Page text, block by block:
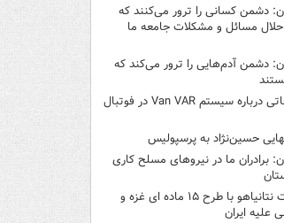
دشمن کسانی را ترور می‌کنند که
مسائل و مشکلات جامعه ما
دشمن آدم‌هایی را ترور می‌کند که
توضیحاتی درباره سیستم Van VAR در فوتبال
حسین‌نژاد به پرسپولیس
برادران ما در نیروهای مسلح کاری
مخالفت نتانیاهو با طرح ۱۵ ماده ای غزه و
علیه ایران